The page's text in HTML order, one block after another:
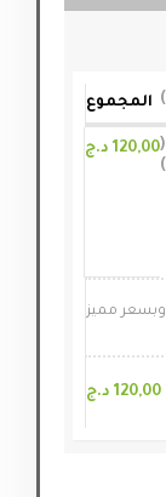
المجموع
120,00 د.ج
120,00 د.ج